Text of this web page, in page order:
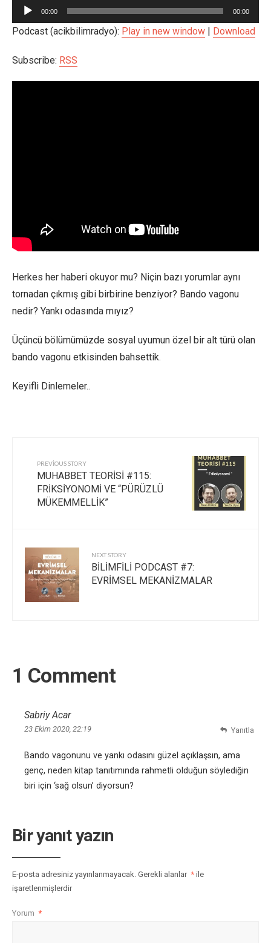
Ses
oynatıcı
00:00 00:00
Podcast (acikbilimradyo): Play in new window Download
Subscribe: RSS
Herkes her haberi okuyor mu? Niçin bazı yorumlar aynı
tornadan çıkmış gibi birbirine benziyor? Bando vagonu
nedir? Yankı odasında mıyız?
Üçüncü bölümümüzde sosyal uyumun özel bir alt türü olan
bando vagonu etkisinden bahsettik.
Keyifli Dinlemeler..
PREVIOUS STORY
MUHABBET TEORİSİ #115:
FRİKSİYONOMİ VE “PÜRÜZLÜ
MÜKEMMELLİK”
NEXT STORY
BİLİMFİLİ PODCAST #7:
EVRİMSEL MEKANİZMALAR
1 Comment
Sabriy Acar
23 Ekim 2020, 22:19
Bando vagonunu ve yankı odasını güzel açıklaşsın, ama
genç, neden kitap tanıtımında rahmetli olduğun söylediğin
biri için ‘sağ olsun’ diyorsun?
Yanıtla
Bir yanıt yazın
E-posta adresiniz yayınlanmayacak. Gerekli alanlar * ile
işaretlenmişlerdir
Yorum *